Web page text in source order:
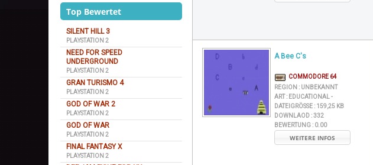
Top Bewertet
SILENT HILL 3
PLAYSTATION 2
NEED FOR SPEED
UNDERGROUND
PLAYSTATION 2
GRAN TURISMO 4
PLAYSTATION 2
GOD OF WAR 2
PLAYSTATION 2
GOD OF WAR
PLAYSTATION 2
FINAL FANTASY X
PLAYSTATION 2
A Bee C's
COMMODORE 64
REGION : UNBEKANNT
ART : EDUCATIONAL -
DATEIGRÖSSE : 159,25 KB
DOWNLAOD :332
BEWERTUNG : 0.00
WEITERE INFOS